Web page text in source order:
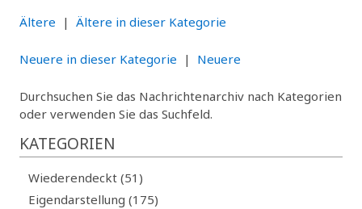
Ältere | Ältere in dieser Kategorie
Neuere in dieser Kategorie | Neuere
Durchsuchen Sie das Nachrichtenarchiv nach Kategorien
oder verwenden Sie das Suchfeld.
KATEGORIEN
Wiederendeckt (51)
Eigendarstellung (175)